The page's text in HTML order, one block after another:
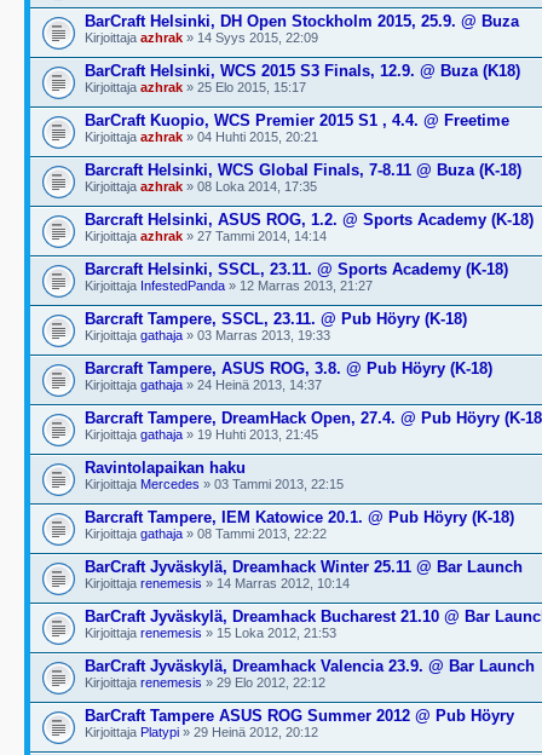
BarCraft Helsinki, DH Open Stockholm 2015, 25.9. @ Buza
Kirjoittaja azhrak » 14 Syys 2015, 22:09
BarCraft Helsinki, WCS 2015 S3 Finals, 12.9. @ Buza (K18)
Kirjoittaja azhrak » 25 Elo 2015, 15:17
BarCraft Kuopio, WCS Premier 2015 S1 , 4.4. @ Freetime
Kirjoittaja azhrak » 04 Huhti 2015, 20:21
Barcraft Helsinki, WCS Global Finals, 7-8.11 @ Buza (K-18)
Kirjoittaja azhrak » 08 Loka 2014, 17:35
Barcraft Helsinki, ASUS ROG, 1.2. @ Sports Academy (K-18)
Kirjoittaja azhrak » 27 Tammi 2014, 14:14
Barcraft Helsinki, SSCL, 23.11. @ Sports Academy (K-18)
Kirjoittaja InfestedPanda » 12 Marras 2013, 21:27
Barcraft Tampere, SSCL, 23.11. @ Pub Höyry (K-18)
Kirjoittaja gathaja » 03 Marras 2013, 19:33
Barcraft Tampere, ASUS ROG, 3.8. @ Pub Höyry (K-18)
Kirjoittaja gathaja » 24 Heinä 2013, 14:37
Barcraft Tampere, DreamHack Open, 27.4. @ Pub Höyry (K-
Kirjoittaja gathaja » 19 Huhti 2013, 21:45
Ravintolapaikan haku
Kirjoittaja Mercedes » 03 Tammi 2013, 22:15
Barcraft Tampere, IEM Katowice 20.1. @ Pub Höyry (K-18)
Kirjoittaja gathaja » 08 Tammi 2013, 22:22
BarCraft Jyväskylä, Dreamhack Winter 25.11 @ Bar Launch
Kirjoittaja renemesis » 14 Marras 2012, 10:14
BarCraft Jyväskylä, Dreamhack Bucharest 21.10 @ Bar
Kirjoittaja renemesis » 15 Loka 2012, 21:53
BarCraft Jyväskylä, Dreamhack Valencia 23.9. @ Bar Launch
Kirjoittaja renemesis » 29 Elo 2012, 22:12
BarCraft Tampere ASUS ROG Summer 2012 @ Pub Höyry
Kirjoittaja Platypi » 29 Heinä 2012, 20:12